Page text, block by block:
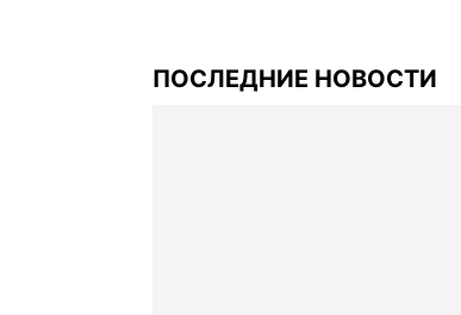
ПОСЛЕДНИЕ НОВОСТИ